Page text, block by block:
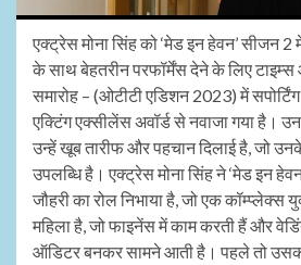
एक्ट्रेस मोना सिंह को ‘मेड इन हेवन’ सीजन
के साथ बेहतरीन परफॉर्मेंस देने के लिए
समारोह – (ओटीटी एडिशन 2023) में
एक्टिंग एक्सीलेंस अवॉर्ड से नवाजा गया है।
उन्हें खूब तारीफ और पहचान दिलाई है, जो
उपलब्धि है। एक्ट्रेस मोना सिंह ने ‘मेड इन
जौहरी का रोल निभाया है, जो एक
महिला है, जो फाइनेंस में काम करती हैं और
ऑडिटर बनकर सामने आती है। पहले तो